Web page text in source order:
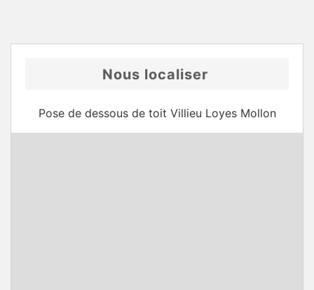
Nous localiser
Pose de dessous de toit Villieu Loyes Mollon